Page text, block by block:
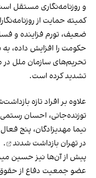
و روزنامه‌نگاری مستقل
کمیته حمایت از
ضعیف، تورم فزاینده و
حکومت را افزایش داده،
تحریم‌های سازمان ملل در
تشدید کرده است.
علاوه بر افراد تازه
توزنده‌جانی، احسان
نیما مهدیزادگان، پنج
در تهران بازداشت شدند
.
پیش از آن‌ها نیزحسین
عضو جمعیت دفاع از حقوق